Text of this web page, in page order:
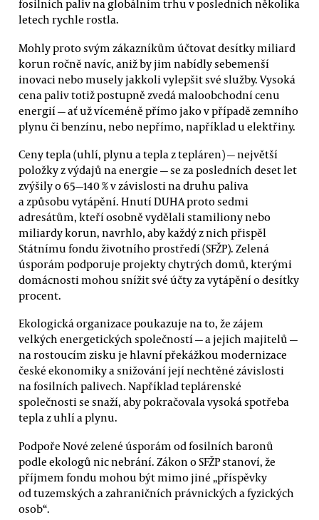
fosilních paliv na globálním trhu v posledních několika
letech rychle rostla.
Mohly proto svým zákazníkům účtovat desítky miliard
korun ročně navíc, aniž by jim nabídly sebemenší
inovaci nebo musely jakkoli vylepšit své služby. Vysoká
cena paliv totiž postupně zvedá maloobchodní cenu
energií — ať už víceméně přímo jako v případě zemního
plynu či benzínu, nebo nepřímo, například u elektřiny.
Ceny tepla (uhlí, plynu a tepla z tepláren) — největší
položky z výdajů na energie — se za posledních deset let
zvýšily o 65—140 % v závislosti na druhu paliva
a způsobu vytápění. Hnutí DUHA proto sedmi
adresátům, kteří osobně vydělali stamiliony nebo
miliardy korun, navrhlo, aby každý z nich přispěl
Státnímu fondu životního prostředí (SFŽP). Zelená
úsporám podporuje projekty chytrých domů, kterými
domácnosti mohou snížit své účty za vytápění o desítky
procent.
Ekologická organizace poukazuje na to, že zájem
velkých energetických společností — a jejich majitelů —
na rostoucím zisku je hlavní překážkou modernizace
české ekonomiky a snižování její nechtěné závislosti
na fosilních palivech. Například teplárenské
společnosti se snaží, aby pokračovala vysoká spotřeba
tepla z uhlí a plynu.
Podpoře Nové zelené úsporám od fosilních baronů
podle ekologů nic nebrání. Zákon o SFŽP stanoví, že
příjmem fondu mohou být mimo jiné „příspěvky
od tuzemských a zahraničních právnických a fyzických
osob“.